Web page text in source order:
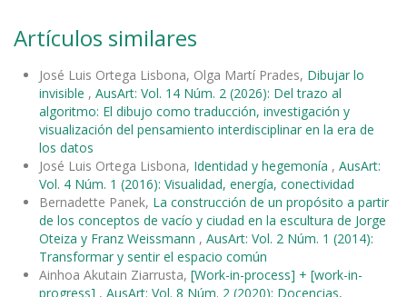
Artículos similares
José Luis Ortega Lisbona, Olga Martí Prades, Dibujar lo
invisible , AusArt: Vol. 14 Núm. 2 (2026): Del trazo al
algoritmo: El dibujo como traducción, investigación y
visualización del pensamiento interdisciplinar en la era de
los datos
José Luis Ortega Lisbona, Identidad y hegemonía , AusArt:
Vol. 4 Núm. 1 (2016): Visualidad, energía, conectividad
Bernadette Panek, La construcción de un propósito a partir
de los conceptos de vacío y ciudad en la escultura de Jorge
Oteiza y Franz Weissmann , AusArt: Vol. 2 Núm. 1 (2014):
Transformar y sentir el espacio común
Ainhoa Akutain Ziarrusta, [Work-in-process] + [work-in-
progress] , AusArt: Vol. 8 Núm. 2 (2020): Docencias,